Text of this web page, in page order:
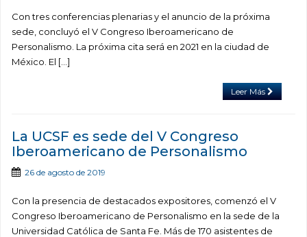
Con tres conferencias plenarias y el anuncio de la próxima
sede, concluyó el V Congreso Iberoamericano de
Personalismo. La próxima cita será en 2021 en la ciudad de
México. El […]
Leer Más
La UCSF es sede del V Congreso
Iberoamericano de Personalismo
26 de agosto de 2019
Con la presencia de destacados expositores, comenzó el V
Congreso Iberoamericano de Personalismo en la sede de la
Universidad Católica de Santa Fe. Más de 170 asistentes de